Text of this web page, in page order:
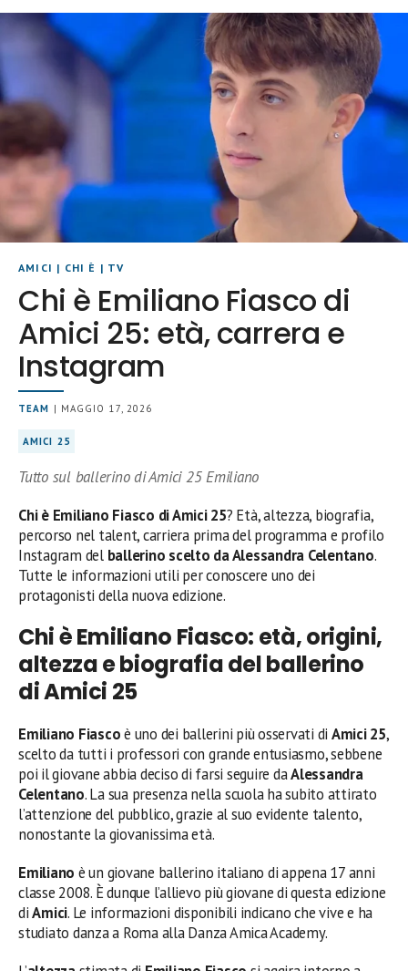
AMICI | CHI È | TV
Chi è Emiliano Fiasco di
Amici 25: età, carrera e
Instagram
TEAM | MAGGIO 17, 2026
AMICI 25
Tutto sul ballerino di Amici 25 Emiliano
Chi è Emiliano Fiasco di Amici 25? Età, altezza, biografia,
percorso nel talent, carriera prima del programma e profilo
Instagram del ballerino scelto da Alessandra Celentano.
Tutte le informazioni utili per conoscere uno dei
protagonisti della nuova edizione.
Chi è Emiliano Fiasco: età, origini,
altezza e biografia del ballerino
di Amici 25
Emiliano Fiascoè uno dei ballerini più osservati di Amici 25,
scelto da tutti i professori con grande entusiasmo, sebbene
poi il giovane abbia deciso di farsi seguire daAlessandra
Celentano. La sua presenza nella scuola ha subito attirato
l’attenzione del pubblico, grazie al suo evidente talento,
nonostante la giovanissima età.
Emiliano è un giovane ballerino italiano di appena 17 anni
classe 2008. È dunque l’allievo più giovane di questa edizione
diAmici. Le informazioni disponibili indicano che vive e ha
studiato danza a Roma alla Danza Amica Academy.